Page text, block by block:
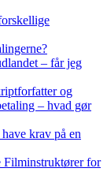
– får jeg
og
– hvad gør
krav på en
Filminstruktører for